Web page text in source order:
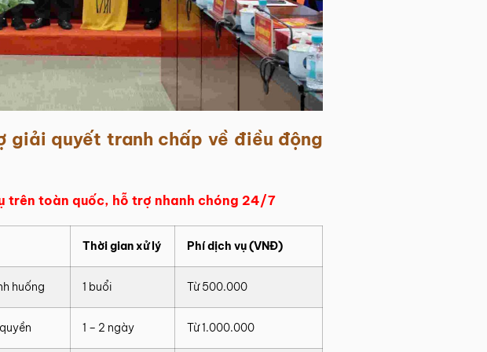
giải quyết tranh chấp về điều động
trên toàn quốc, hỗ trợ nhanh chóng 24/7
Thời gian xử lý Phí dịch vụ (VNĐ)
huống 1 buổi Từ 500.000
1 – 2 ngày Từ 1.000.000